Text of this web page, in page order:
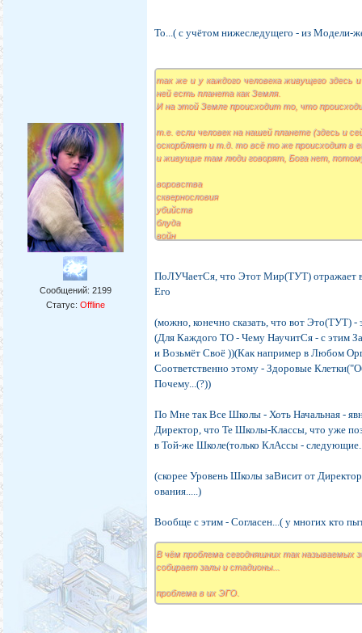
Сообщений: 2199
Статус: Offline
То...( с учётом нижеследущего - из Модели-
так же и у каждого человека живущего здесь
ней есть планета как Земля.
И на этой Земле происходит то, что
т.е. если человек на нашей планете (здесь и
оскорбляет и т.д. то всё то же происходит в
и живущие там люди говорят, Бога нет,
воровства
сквернословия
убийств
блуда
войн
а задача человека живущего здесь и сейчас,
и сделать свою часть фрактала (свой
ПоЛУЧаетСя, что Этот Мир(ТУТ) отражает
Его
(можно, конечно сказать, что вот
(Для Каждого ТО - Чему НаучитСя - с этим
и Возьмёт Своё ))(Как например в Любом
Соответственно этому - Здоровые
Почему...(?))
По Мне так Все Школы - Хоть Начальная -
Директор, что Те Школы-Классы, что уже
в Той-же Школе(только КлАссы -
(скорее Уровень Школы заВисит от
ования.....)
Вообще с этим - Согласен...( у многих кто
В чём проблема сегодняшних так называемых
собирает залы и стадионы...
проблема в их ЭГО.